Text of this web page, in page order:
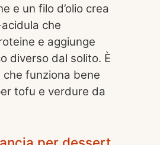
e un filo d’olio crea
che
e aggiunge
diverso dal solito. È
funziona bene
tofu e verdure da